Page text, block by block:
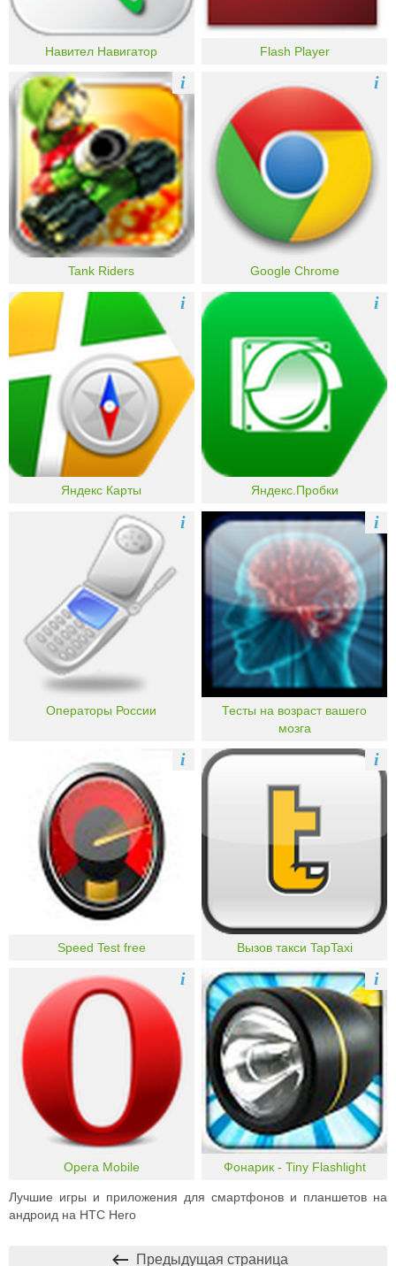
Навител Навигатор Flash Player
Tank Riders
i
Google Сhrome
i
Яндекс Карты
i
Яндекс.Пробки
i
Операторы России
i
Тесты на возраст вашего
мозга
i
Speed Test free
i
Вызов такси TapTaxi
i
Opera Mobile
i
Фонарик - Tiny Flashlight
i
Лучшие игры и приложения для смартфонов и планшетов на
андроид на HTC Hero
Предыдущая страница